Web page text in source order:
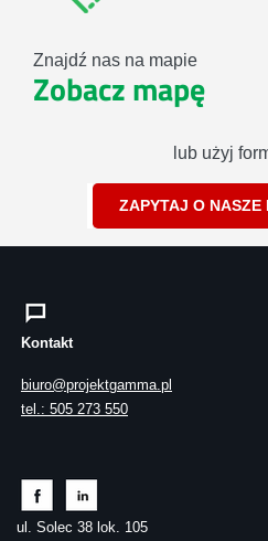
Znajdź nas na mapie
Zobacz mapę
lub użyj
ZAPYTAJ O NASZE
Kontakt
biuro@projektgamma.pl
tel.: 505 273 550
ul. Solec 38 lok. 105